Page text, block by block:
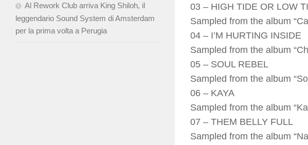
03 – HIGH TIDE OR LOW
Sampled from the album
04 – I’M HURTING INSIDE
Sampled from the album
05 – SOUL REBEL
Sampled from the album
06 – KAYA
Sampled from the album
07 – THEM BELLY FULL
Sampled from the album
Al Rework Club arriva King Shiloh, il
leggendario Sound System di Amsterdam
per la prima volta a Perugia